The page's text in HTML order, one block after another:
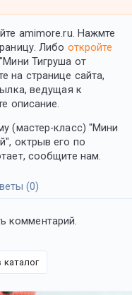
amimore.ru. Нажмте
Либо откройте
Тигруша от
на странице сайта,
ведущая к
описание.
(мастер-класс) "Мини
октрыв его по
сообщите нам.
(0)
комментарий.
каталог